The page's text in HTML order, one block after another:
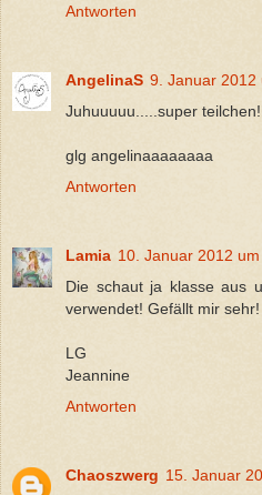
Antworten
AngelinaS 9. Januar 2012
Juhuuuuu.....super
glg angelinaaaaaaaa
Antworten
Lamia 10. Januar 2012
Die schaut ja klasse aus
verwendet! Gefällt mir sehr!
LG
Jeannine
Antworten
Chaoszwerg 15. Januar